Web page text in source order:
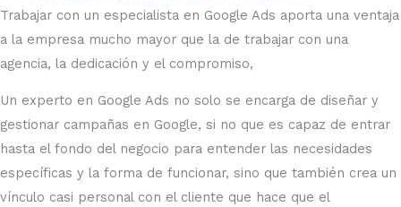
Trabajar con un especialista en Google Ads aporta una ventaja
a la empresa mucho mayor que la de trabajar con una
agencia, la dedicación y el compromiso,
Un experto en Google Ads no solo se encarga de diseñar y
gestionar campañas en Google, si no que es capaz de entrar
hasta el fondo del negocio para entender las necesidades
específicas y la forma de funcionar, sino que también crea un
vínculo casi personal con el cliente que hace que el